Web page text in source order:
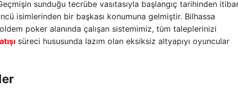
sunduğu tecrübe vasıtasıyla başlangıç tarihinden
isimlerinden bir başkası konumuna gelmiştir. Bilhassa
poker alanında çalışan sistemimiz, tüm taleplerinizi
süreci hususunda lazım olan eksiksiz altyapıyı oyuncular